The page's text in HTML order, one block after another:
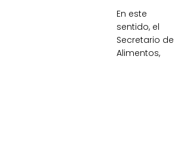
En este
sentido, el
Secretario de
Alimentos,